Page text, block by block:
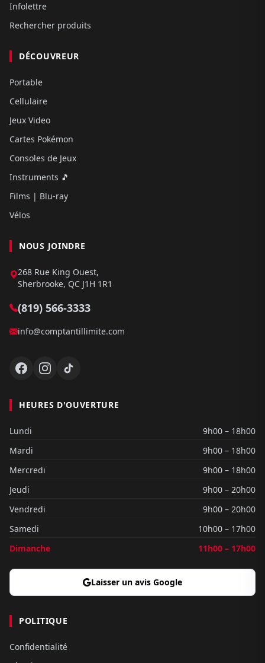
Infolettre
Rechercher produits
DÉCOUVREUR
Portable
Cellulaire
Jeux Video
Cartes Pokémon
Consoles de Jeux
Instruments 🎵
Films | Blu-ray
Vélos
NOUS JOINDRE
268 Rue King Ouest,
Sherbrooke, QC J1H 1R1
(819) 566-3333
info@comptantillimite.com
HEURES D'OUVERTURE
Lundi
9h00 – 18h00
Mardi
9h00 – 18h00
Mercredi
9h00 – 18h00
Jeudi
9h00 – 20h00
Vendredi
9h00 – 20h00
Samedi
10h00 – 17h00
Dimanche
11h00 – 17h00
Laisser un avis Google
POLITIQUE
Confidentialité